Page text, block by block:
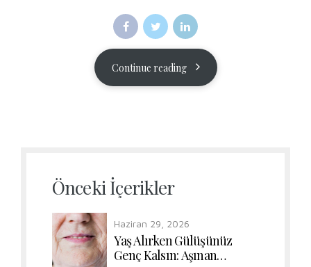
Continue reading
Önceki İçerikler
Haziran 29, 2026
Yaş Alırken Gülüşünüz
Genç Kalsın: Aşınan